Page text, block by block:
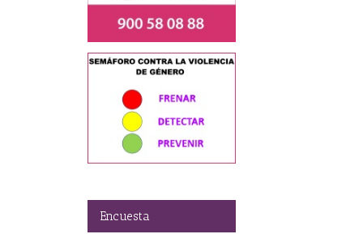
Encuesta